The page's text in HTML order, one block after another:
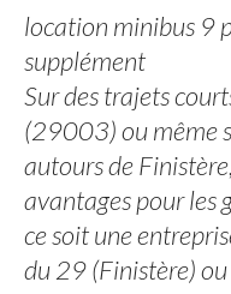
location minibus 9
supplément
Sur des trajets
(29003) ou même
autours de
avantages pour les
ce soit une
du 29 (Finistère)